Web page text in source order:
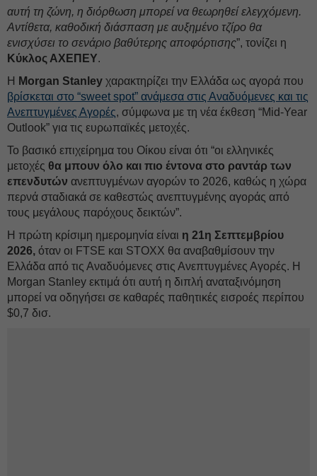
αυτή τη ζώνη, η διόρθωση μπορεί να θεωρηθεί ελεγχόμενη.
Αντίθετα, καθοδική διάσπαση με αυξημένο τζίρο θα
ενισχύσει το σενάριο βαθύτερης αποφόρτισης”, τονίζει η
Κύκλος ΑΧΕΠΕΥ.
Η Morgan Stanley χαρακτηρίζει την Ελλάδα ως αγορά που
βρίσκεται στο “sweet spot” ανάμεσα στις Αναδυόμενες και τις
Ανεπτυγμένες Αγορές, σύμφωνα με τη νέα έκθεση “Mid-Year
Outlook” για τις ευρωπαϊκές μετοχές.
Το βασικό επιχείρημα του Οίκου είναι ότι “οι ελληνικές
μετοχές θα μπουν όλο και πιο έντονα στο ραντάρ των
επενδυτών ανεπτυγμένων αγορών το 2026, καθώς η χώρα
περνά σταδιακά σε καθεστώς ανεπτυγμένης αγοράς από
τους μεγάλους παρόχους δεικτών”.
Η πρώτη κρίσιμη ημερομηνία είναι η 21η Σεπτεμβρίου
2026, όταν οι FTSE και STOXX θα αναβαθμίσουν την
Ελλάδα από τις Αναδυόμενες στις Ανεπτυγμένες Αγορές. Η
Morgan Stanley εκτιμά ότι αυτή η διπλή αναταξινόμηση
μπορεί να οδηγήσει σε καθαρές παθητικές εισροές περίπου
$0,7 δισ.